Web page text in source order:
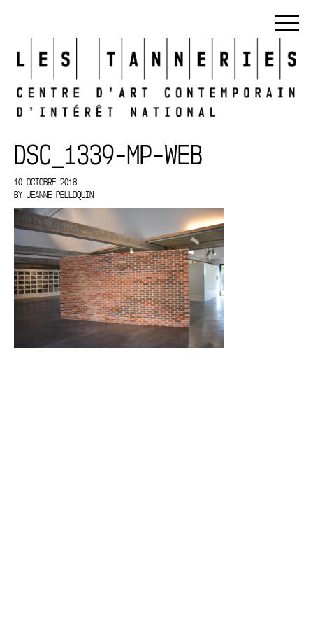
DSC_1339-MP-WEB
10 OCTOBRE 2018
BY JEANNE PELLOQUIN